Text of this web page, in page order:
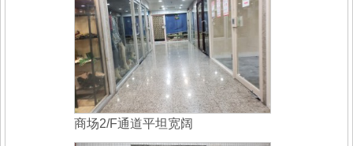
商场2/F通道平坦宽阔